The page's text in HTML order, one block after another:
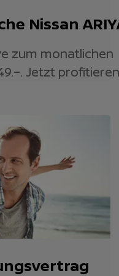
Nissan
zum monatlichen
Jetzt